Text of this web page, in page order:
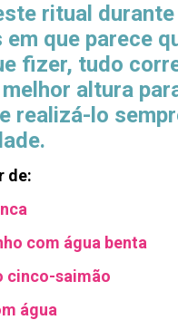
ritual
que parece
fizer, tudo
altura
realizá-lo
de:
com água benta
cinco-saimão
água